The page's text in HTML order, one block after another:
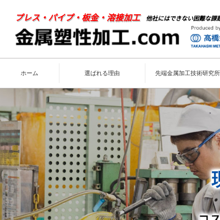
プレス・パイプ・板金・溶接加工他社にはできない困難な課
ホーム 選ばれる理由 先端金属加工技術研究所